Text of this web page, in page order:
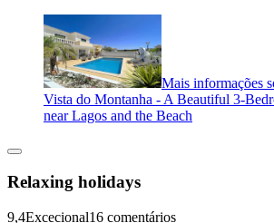
Mais informações
Vista do Montanha - A Beautiful 3-
near Lagos and the Beach
Relaxing holidays
9,4Excecional16 comentários